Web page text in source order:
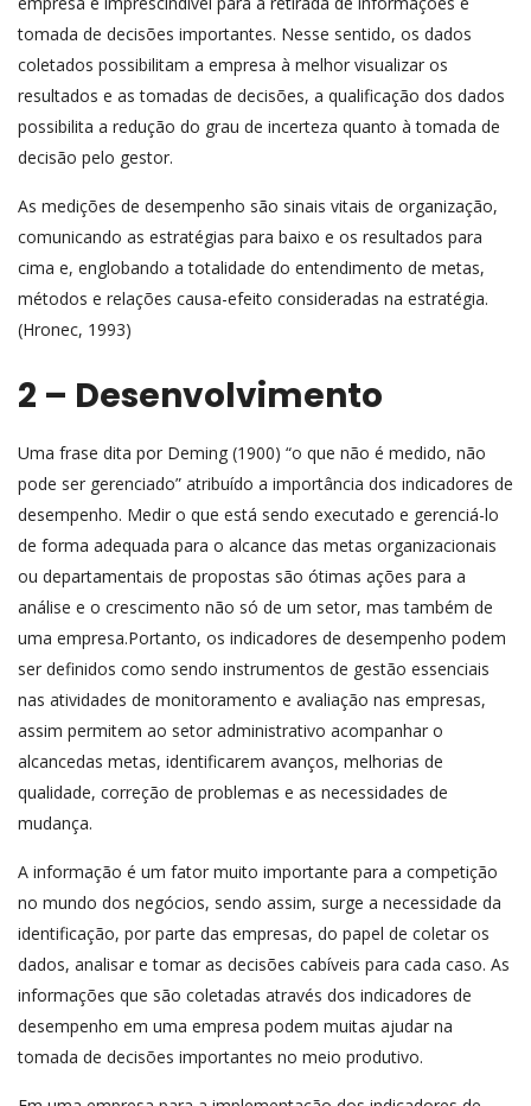
tomada de decisões importantes. Nesse sentido, os dados
coletados possibilitam a empresa à melhor visualizar os
resultados e as tomadas de decisões, a qualificação dos dados
possibilita a redução do grau de incerteza quanto à tomada de
decisão pelo gestor.
As medições de desempenho são sinais vitais de organização,
comunicando as estratégias para baixo e os resultados para
cima e, englobando a totalidade do entendimento de metas,
métodos e relações causa-efeito consideradas na estratégia.
(Hronec, 1993)
2 – Desenvolvimento
Uma frase dita por Deming (1900) “o que não é medido, não
pode ser gerenciado” atribuído a importância dos indicadores de
desempenho. Medir o que está sendo executado e gerenciá-lo
de forma adequada para o alcance das metas organizacionais
ou departamentais de propostas são ótimas ações para a
análise e o crescimento não só de um setor, mas também de
uma empresa.Portanto, os indicadores de desempenho podem
ser definidos como sendo instrumentos de gestão essenciais
nas atividades de monitoramento e avaliação nas empresas,
assim permitem ao setor administrativo acompanhar o
alcancedas metas, identificarem avanços, melhorias de
qualidade, correção de problemas e as necessidades de
mudança.
A informação é um fator muito importante para a competição
no mundo dos negócios, sendo assim, surge a necessidade da
identificação, por parte das empresas, do papel de coletar os
dados, analisar e tomar as decisões cabíveis para cada caso. As
informações que são coletadas através dos indicadores de
desempenho em uma empresa podem muitas ajudar na
tomada de decisões importantes no meio produtivo.